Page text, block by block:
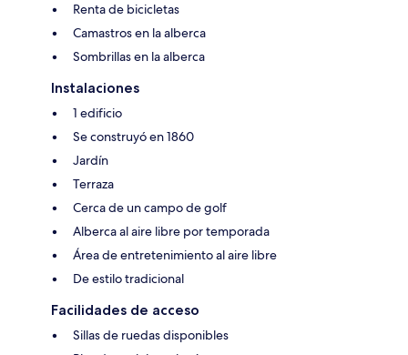
Renta de bicicletas
Camastros en la alberca
Sombrillas en la alberca
Instalaciones
1 edificio
Se construyó en 1860
Jardín
Terraza
Cerca de un campo de golf
Alberca al aire libre por temporada
Área de entretenimiento al aire libre
De estilo tradicional
Facilidades de acceso
Sillas de ruedas disponibles